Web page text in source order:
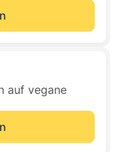
auf vegane